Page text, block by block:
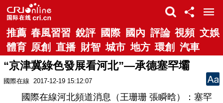
推薦 春風習習 銳評 國際 國內 評論 視頻 文娛
體育 原創 直播 財智 城市 地方 環創 汽車
“京津冀綠色發展看河北”—承德塞罕壩
國際在線 2017-12-19 15:12:07
國際在線河北頻道消息（王珊珊 張瞬晗）：塞罕